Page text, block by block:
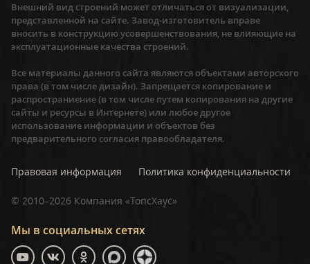
Мы в социальных сетях
Внешний вид строений может отличаться от визуализации,
представленной на сайте. Завод-изготовитель вправе
вносить в конструкцию усовершенствования, не влияющие на
эксплуатационные качества строений.
Все материалы данного сайта являются объектами авторского
права (в том числе дизайн). Запрещается копирование и
распространиение (в том числе путем копирования на другие
сайты и ресурсы в Интернете) или любое другое
использование информации и объектов без
предварительного согласия правообладателя.
Правовая информация Политика конфиденциальности
© 2010–2026 Компания «ТопсХаус»